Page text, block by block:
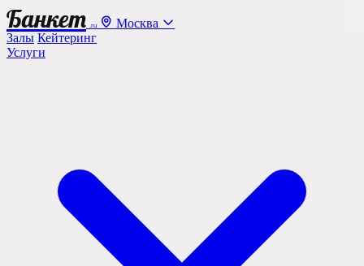
Банкет .ru
Москва
Залы Кейтеринг
Услуги